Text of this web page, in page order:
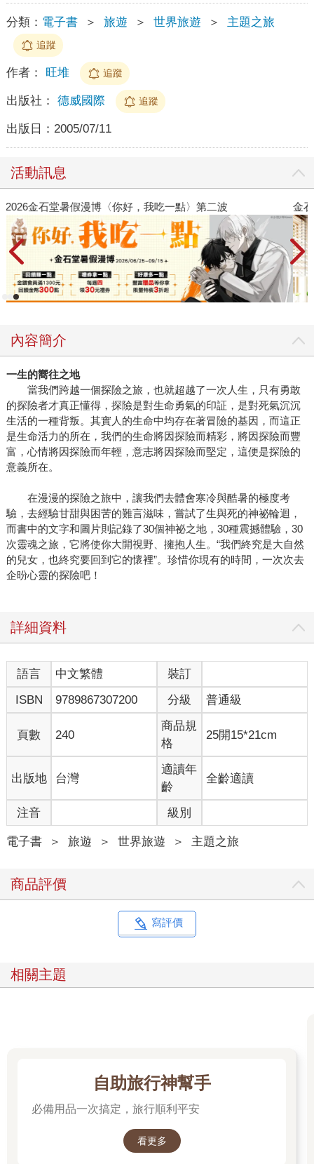
分類： 電子書 ＞ 旅遊 ＞ 世界旅遊 ＞ 主題之旅
追蹤
作者： 旺堆 追蹤
出版社： 德威國際 追蹤
出版日： 2005/07/11
活動訊息
金石堂2026海外優惠：電子書
內容簡介
一生的嚮往之地
當我們跨越一個探險之旅，也就超越了一次人生，只有勇敢
的探險者才真正懂得，探險是對生命勇氣的印証，是對死氣沉沉
生活的一種背叛。其實人的生命中均存在著冒險的基因，而這正
是生命活力的所在，我們的生命將因探險而精彩，將因探險而豐
富，心情將因探險而年輕，意志將因探險而堅定，這便是探險的
意義所在。
在漫漫的探險之旅中，讓我們去體會寒冷與酷暑的極度考
驗，去經驗甘甜與困苦的難言滋味，嘗試了生與死的神祕輪迴，
而書中的文字和圖片則記錄了30個神祕之地，30種震撼體驗，30
次靈魂之旅，它將使你大開視野、擁抱人生。“我們終究是大自然
的兒女，也終究要回到它的懷裡”。珍惜你現有的時間，一次次去
企昐心靈的探險吧！
詳細資料
語言 中文繁體
裝訂
ISBN
9789867307200 分級 普通級
頁數 240
商品規
格
25開15*21cm
出版地 台灣
適讀年
齡
全齡適讀
注音 級別
電子書 ＞ 旅遊 ＞ 世界旅遊 ＞ 主題之旅
商品評價
寫評價
相關主題
自助旅行神幫手
必備用品一次搞定，旅行順利平安
看更多